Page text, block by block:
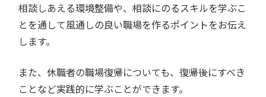
相談しあえる環境整備や、相談にのるスキルを学ぶこ
とを通して風通しの良い職場を作るポイントをお伝え
します。
また、休職者の職場復帰についても、復帰後にすべき
ことなど実践的に学ぶことができます。